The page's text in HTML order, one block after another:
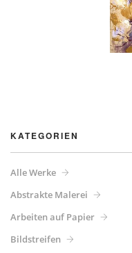
KATEGORIEN
Alle Werke
Abstrakte Malerei
Arbeiten auf Papier
Bildstreifen